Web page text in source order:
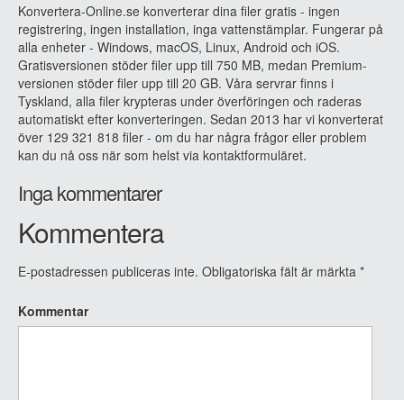
Konvertera-Online.se konverterar dina filer gratis - ingen
registrering, ingen installation, inga vattenstämplar. Fungerar på
alla enheter - Windows, macOS, Linux, Android och iOS.
Gratisversionen stöder filer upp till 750 MB, medan Premium-
versionen stöder filer upp till 20 GB. Våra servrar finns i
Tyskland, alla filer krypteras under överföringen och raderas
automatiskt efter konverteringen. Sedan 2013 har vi konverterat
över 129 321 818 filer - om du har några frågor eller problem
kan du nå oss när som helst via kontaktformuläret.
Inga kommentarer
Kommentera
E-postadressen publiceras inte. Obligatoriska fält är märkta *
Kommentar